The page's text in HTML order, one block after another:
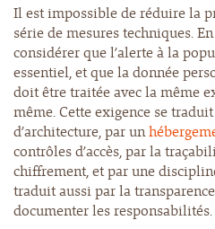
Il est impossible de réduire la
série de mesures techniques.
considérer que l’alerte à la
essentiel, et que la donnée
doit être traitée avec la même
même. Cette exigence se
d’architecture, par un
contrôles d’accès, par la
chiffrement, et par une
traduit aussi par la
documenter les responsabilités.